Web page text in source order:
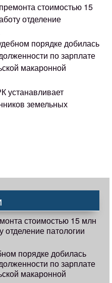
стоимостью 15
отделение
порядке добилась
по зарплате
макаронной
устанавливает
земельных
стоимостью 15 млн
отделение патологии
порядке добилась
по зарплате
макаронной